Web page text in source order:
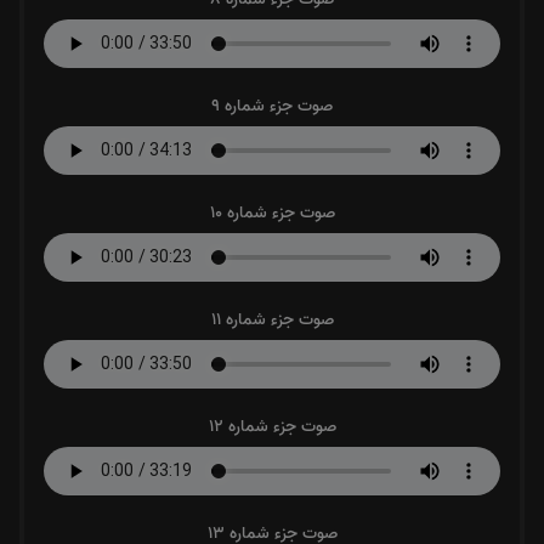
صوت جزء شماره 9
صوت جزء شماره 10
صوت جزء شماره 11
صوت جزء شماره 12
صوت جزء شماره 13